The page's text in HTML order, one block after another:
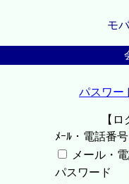
モ
パスワー
【
ﾒｰﾙ・電話番号
メール・
パスワード